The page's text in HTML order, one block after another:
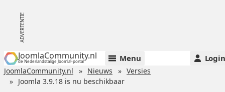
JoomlaCommunity.nl
de Nederlandstalige Joomla!-portal Menu Login
JoomlaCommunity.nl Nieuws
Versies
Joomla 3.9.18 is nu beschikbaar